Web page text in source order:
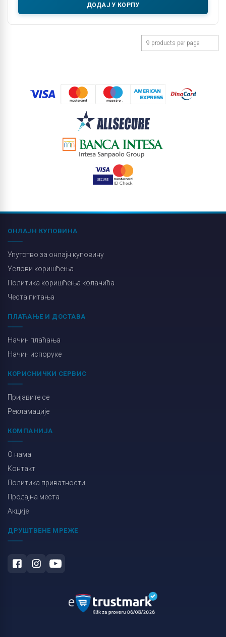
ДОДАЈ У КОРПУ
ОНЛАЈН КУПОВИНА
Упутство за онлајн куповину
Услови коришћења
Политика коришћења колачића
Честа питања
ПЛАЋАЊЕ И ДОСТАВА
Начин плаћања
Начин испоруке
КОРИСНИЧКИ СЕРВИС
Пријавите се
Рекламације
КОМПАНИЈА
О нама
Контакт
Политика приватности
Продајна места
Акције
ДРУШТВЕНЕ МРЕЖЕ